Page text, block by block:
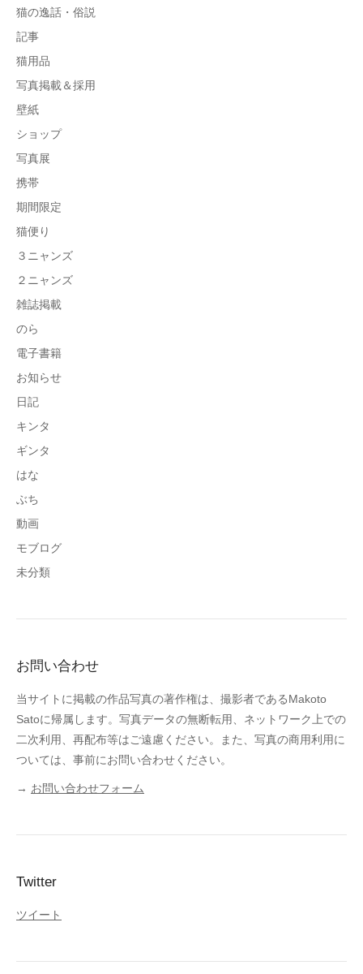
猫の逸話・俗説
記事
猫用品
写真掲載＆採用
壁紙
ショップ
写真展
携帯
期間限定
猫便り
３ニャンズ
２ニャンズ
雑誌掲載
のら
電子書籍
お知らせ
日記
キンタ
ギンタ
はな
ぶち
動画
モブログ
未分類
お問い合わせ
当サイトに掲載の作品写真の著作権は、撮影者であるMakoto
Satoに帰属します。写真データの無断転用、ネットワーク上での
二次利用、再配布等はご遠慮ください。また、写真の商用利用に
ついては、事前にお問い合わせください。
→ お問い合わせフォーム
Twitter
ツイート